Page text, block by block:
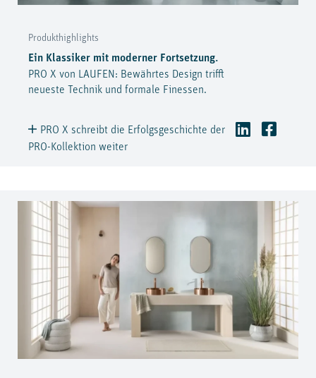
Produkthighlights
Ein Klassiker mit moderner Fortsetzung.
PRO X von LAUFEN: Bewährtes Design trifft
neueste Technik und formale Finessen.
PRO X schreibt die Erfolgsgeschichte der
PRO-Kollektion weiter